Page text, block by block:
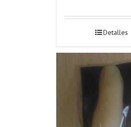
Detalles